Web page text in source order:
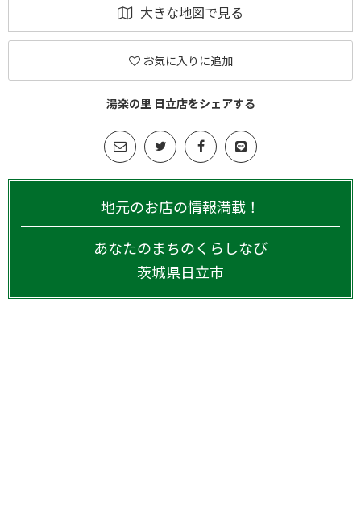
大きな地図で見る
お気に入りに追加
湯楽の里 日立店をシェアする
地元のお店の情報満載！
あなたのまちのくらしなび
茨城県日立市